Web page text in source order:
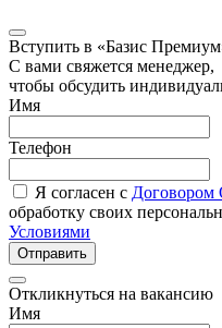
Вступить в «Базис
С вами свяжется менеджер,
чтобы обсудить
Имя
Телефон
Я согласен с Договором
обработку своих
Условиями
Отправить
Откликнуться на вакансию
Имя